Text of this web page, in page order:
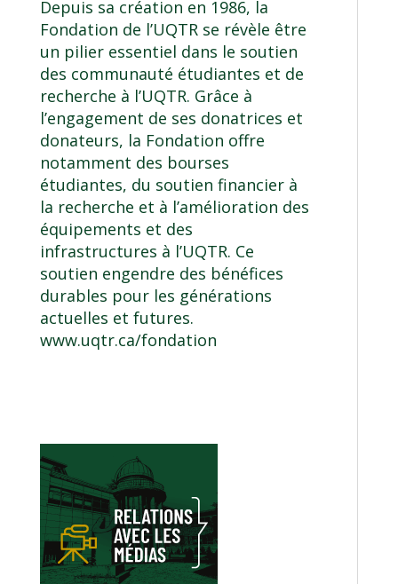
Depuis sa création en 1986, la
Fondation de l’UQTR se révèle être
un pilier essentiel dans le soutien
des communauté étudiantes et de
recherche à l’UQTR. Grâce à
l’engagement de ses donatrices et
donateurs, la Fondation offre
notamment des bourses
étudiantes, du soutien financier à
la recherche et à l’amélioration des
équipements et des
infrastructures à l’UQTR. Ce
soutien engendre des bénéfices
durables pour les générations
actuelles et futures.
www.uqtr.ca/fondation